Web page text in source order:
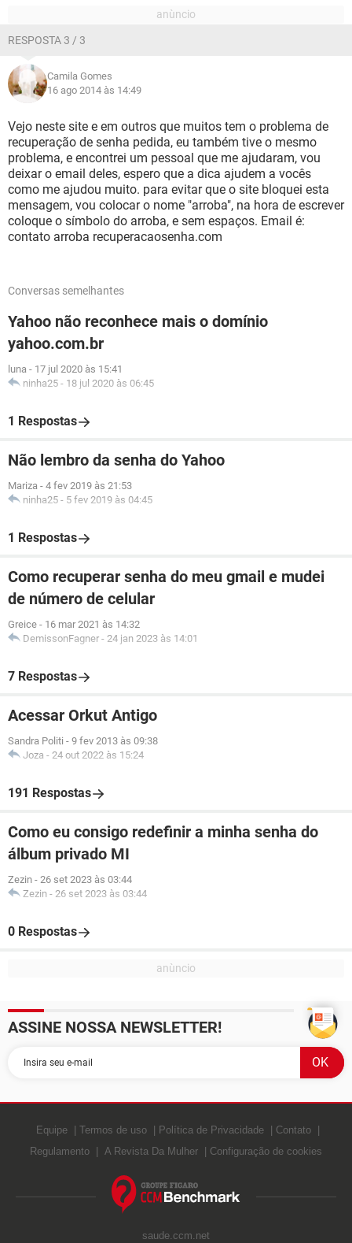
RESPOSTA 3 / 3
Camila Gomes
16 ago 2014 às 14:49
Vejo neste site e em outros que muitos tem o problema de
recuperação de senha pedida, eu também tive o mesmo
problema, e encontrei um pessoal que me ajudaram, vou
deixar o email deles, espero que a dica ajudem a vocês
como me ajudou muito. para evitar que o site bloquei esta
mensagem, vou colocar o nome "arroba", na hora de escrever
coloque o símbolo do arroba, e sem espaços. Email é:
contato arroba recuperacaosenha.com
Conversas semelhantes
Yahoo não reconhece mais o domínio
yahoo.com.br
luna - 17 jul 2020 às 15:41
ninha25 - 18 jul 2020 às 06:45
1 Respostas
Não lembro da senha do Yahoo
Mariza - 4 fev 2019 às 21:53
ninha25 - 5 fev 2019 às 04:45
1 Respostas
Como recuperar senha do meu gmail e mudei
de número de celular
Greice - 16 mar 2021 às 14:32
DemissonFagner - 24 jan 2023 às 14:01
7 Respostas
Acessar Orkut Antigo
Sandra Politi - 9 fev 2013 às 09:38
Joza - 24 out 2022 às 15:24
191 Respostas
Como eu consigo redefinir a minha senha do
álbum privado MI
Zezin - 26 set 2023 às 03:44
Zezin - 26 set 2023 às 03:44
0 Respostas
ASSINE NOSSA NEWSLETTER!
Equipe Termos de uso Política de Privacidade
Contato
Regulamento
A Revista Da Mulher Configuração de cookies
saude.ccm.net